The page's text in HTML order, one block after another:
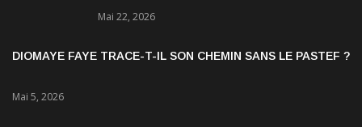
Mai 22, 2026
DIOMAYE FAYE TRACE-T-IL SON CHEMIN SANS LE PASTEF ?
Mai 5, 2026